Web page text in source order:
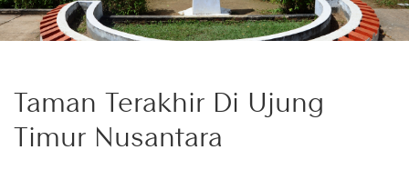
Taman Terakhir Di Ujung
Timur Nusantara